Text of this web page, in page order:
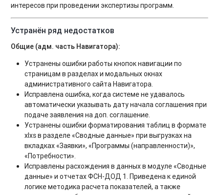
интересов при проведении экспертизы программ.
Устранён ряд недостатков
Общие (адм. часть Навигатора):
Устранены ошибки работы кнопок навигации по
страницам в разделах и модальных окнах
административного сайта Навигатора.
Исправлена ошибка, когда системе не удавалось
автоматически указывать дату начала соглашения при
подаче заявления на доп. соглашение.
Устранены ошибки форматирования таблиц в формате
xlxs в разделе «Сводные данные» при выгрузках на
вкладках «Заявки», «Программы (направленности)»,
«Потребности».
Исправлены расхождения в данных в модуле «Сводные
данные» и отчетах ФСН-ДОД 1. Приведена к единой
логике методика расчета показателей, а также